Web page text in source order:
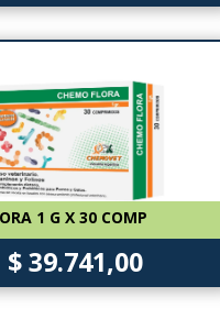
1 G X 30 COMP
$ 39.741,00